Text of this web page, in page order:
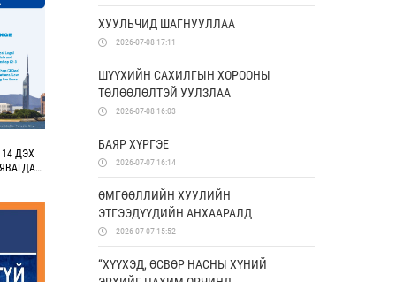
ДЭХ
САНАМЖ БИЧИГ БАЙГУУЛЛАА
ХУУЛЬЧИД ШАГНУУЛЛАА
2026-07-08 17:11
ШҮҮХИЙН САХИЛГЫН ХОРООНЫ
ТӨЛӨӨЛӨЛТЭЙ УУЛЗЛАА
2026-07-08 16:03
БАЯР ХҮРГЭЕ
2026-07-07 16:14
ӨМГӨӨЛЛИЙН ХУУЛИЙН
ЭТГЭЭДҮҮДИЙН АНХААРАЛД
2026-07-07 15:52
“ХҮҮХЭД, ӨСВӨР НАСНЫ ХҮНИЙ